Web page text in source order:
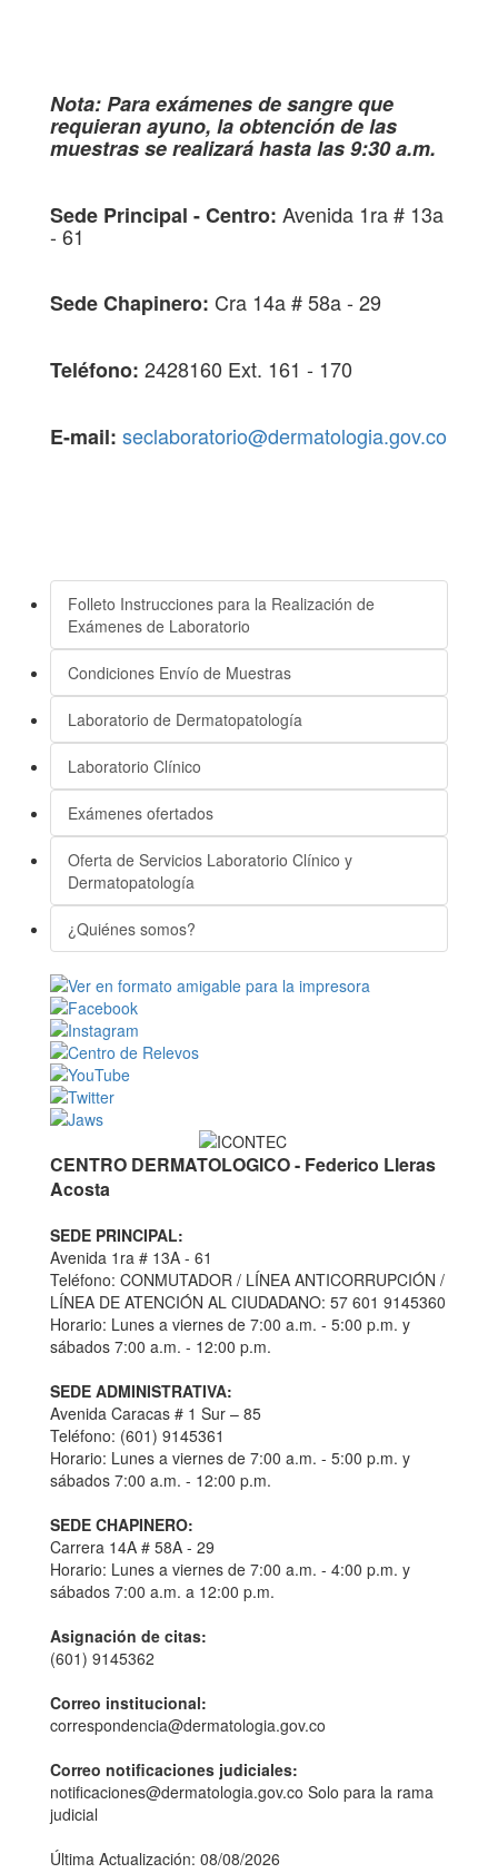
Nota: Para exámenes de sangre que
requieran ayuno, la obtención de las
muestras se realizará hasta las 9:30 a.m.
Sede Principal - Centro: Avenida 1ra # 13a
- 61
Sede Chapinero: Cra 14a # 58a - 29
Teléfono: 2428160 Ext. 161 - 170
E-mail: seclaboratorio@dermatologia.gov.co
Folleto Instrucciones para la Realización de
Exámenes de Laboratorio
Condiciones Envío de Muestras
Laboratorio de Dermatopatología
Laboratorio Clínico
Exámenes ofertados
Oferta de Servicios Laboratorio Clínico y
Dermatopatología
¿Quiénes somos?
CENTRO DERMATOLOGICO - Federico Lleras
Acosta
SEDE PRINCIPAL:
Avenida 1ra # 13A - 61
Teléfono: CONMUTADOR / LÍNEA ANTICORRUPCIÓN /
LÍNEA DE ATENCIÓN AL CIUDADANO: 57 601 9145360
Horario: Lunes a viernes de 7:00 a.m. - 5:00 p.m. y
sábados 7:00 a.m. - 12:00 p.m.
SEDE ADMINISTRATIVA:
Avenida Caracas # 1 Sur – 85
Teléfono: (601) 9145361
Horario: Lunes a viernes de 7:00 a.m. - 5:00 p.m. y
sábados 7:00 a.m. - 12:00 p.m.
SEDE CHAPINERO:
Carrera 14A # 58A - 29
Horario: Lunes a viernes de 7:00 a.m. - 4:00 p.m. y
sábados 7:00 a.m. a 12:00 p.m.
Asignación de citas:
(601) 9145362
Correo institucional:
correspondencia@dermatologia.gov.co
Correo notificaciones judiciales:
notificaciones@dermatologia.gov.co Solo para la rama
judicial
Última Actualización: 08/08/2026